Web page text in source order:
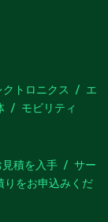
クトロニクス
エ
モビリティ
見積を入手
サー
りをお申込みくだ